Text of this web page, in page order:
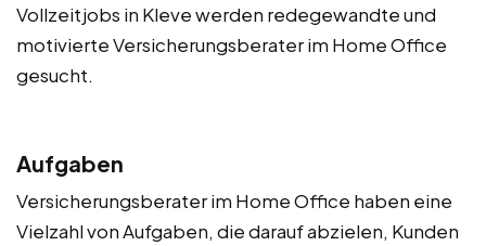
Vollzeitjobs in Kleve werden redegewandte und
motivierte Versicherungsberater im Home Office
gesucht.
Aufgaben
Versicherungsberater im Home Office haben eine
Vielzahl von Aufgaben, die darauf abzielen, Kunden